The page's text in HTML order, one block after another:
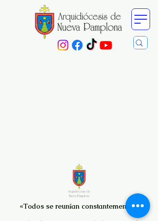
«Todos se reunían constantemente a